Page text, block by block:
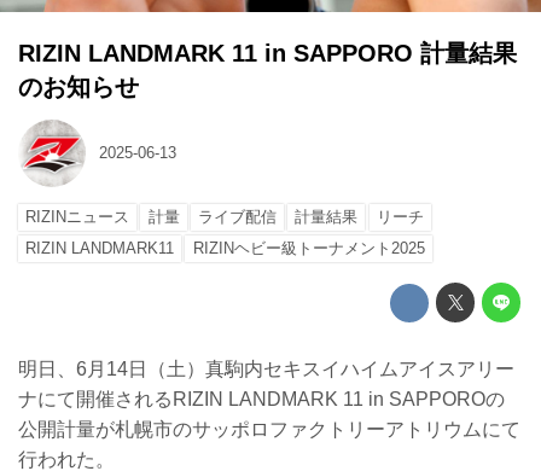
RIZIN LANDMARK 11 in SAPPORO 計量結果
のお知らせ
2025-06-13
RIZINニュース 計量 ライブ配信 計量結果
リーチ
RIZIN LANDMARK11
RIZINヘビー級トーナメント2025
明日、6月14日（土）真駒内セキスイハイムアイスアリー
ナにて開催されるRIZIN LANDMARK 11 in SAPPOROの
公開計量が札幌市のサッポロファクトリーアトリウムにて
行われた。